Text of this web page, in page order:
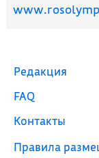
Редакция
FAQ
Контакты
Правила